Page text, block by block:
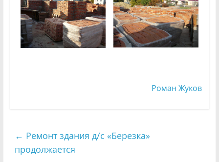
Роман Жуков
← Ремонт здания д/с «Березка»
продолжается